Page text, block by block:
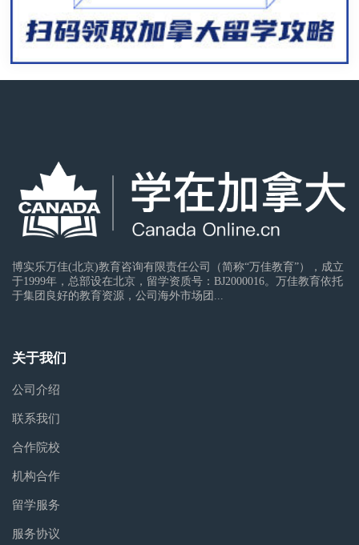
博实乐万佳(北京)教育咨询有限责任公司（简称“万佳教育”），成立
于1999年，总部设在北京，留学资质号：BJ2000016。万佳教育依托
于集团良好的教育资源，公司海外市场团...
关于我们
公司介绍
联系我们
合作院校
机构合作
留学服务
服务协议